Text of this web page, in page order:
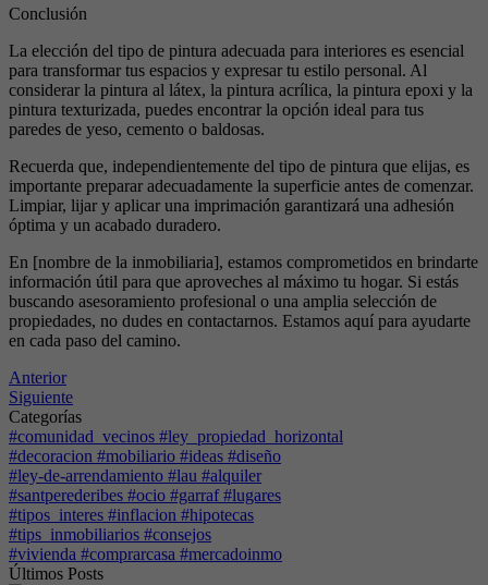
Conclusión
La elección del tipo de pintura adecuada para interiores es esencial
para transformar tus espacios y expresar tu estilo personal. Al
considerar la pintura al látex, la pintura acrílica, la pintura epoxi y la
pintura texturizada, puedes encontrar la opción ideal para tus
paredes de yeso, cemento o baldosas.
Recuerda que, independientemente del tipo de pintura que elijas, es
importante preparar adecuadamente la superficie antes de comenzar.
Limpiar, lijar y aplicar una imprimación garantizará una adhesión
óptima y un acabado duradero.
En [nombre de la inmobiliaria], estamos comprometidos en brindarte
información útil para que aproveches al máximo tu hogar. Si estás
buscando asesoramiento profesional o una amplia selección de
propiedades, no dudes en contactarnos. Estamos aquí para ayudarte
en cada paso del camino.
Anterior
Siguiente
Categorías
#comunidad_vecinos #ley_propiedad_horizontal
#decoracion #mobiliario #ideas #diseño
#ley-de-arrendamiento #lau #alquiler
#santperederibes #ocio #garraf #lugares
#tipos_interes #inflacion #hipotecas
#tips_inmobiliarios #consejos
#vivienda #comprarcasa #mercadoinmo
Últimos Posts